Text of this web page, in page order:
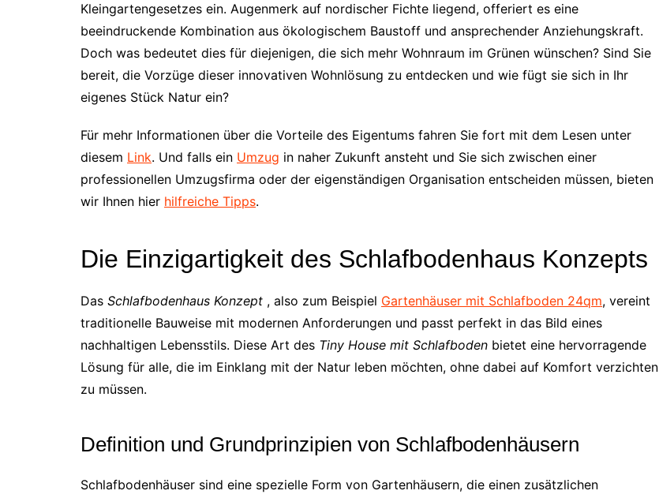
Kleingartengesetzes ein. Augenmerk auf nordischer Fichte liegend, offeriert es eine
beeindruckende Kombination aus ökologischem Baustoff und ansprechender Anziehungskraft.
Doch was bedeutet dies für diejenigen, die sich mehr Wohnraum im Grünen wünschen? Sind Sie
bereit, die Vorzüge dieser innovativen Wohnlösung zu entdecken und wie fügt sie sich in Ihr
eigenes Stück Natur ein?
Für mehr Informationen über die Vorteile des Eigentums fahren Sie fort mit dem Lesen unter
diesem Link. Und falls ein Umzug in naher Zukunft ansteht und Sie sich zwischen einer
professionellen Umzugsfirma oder der eigenständigen Organisation entscheiden müssen, bieten
wir Ihnen hier hilfreiche Tipps.
Die Einzigartigkeit des Schlafbodenhaus Konzepts
Das Schlafbodenhaus Konzept , also zum Beispiel Gartenhäuser mit Schlafboden 24qm, vereint
traditionelle Bauweise mit modernen Anforderungen und passt perfekt in das Bild eines
nachhaltigen Lebensstils. Diese Art des Tiny House mit Schlafboden bietet eine hervorragende
Lösung für alle, die im Einklang mit der Natur leben möchten, ohne dabei auf Komfort verzichten
zu müssen.
Definition und Grundprinzipien von Schlafbodenhäusern
Schlafbodenhäuser sind eine spezielle Form von Gartenhäusern, die einen zusätzlichen